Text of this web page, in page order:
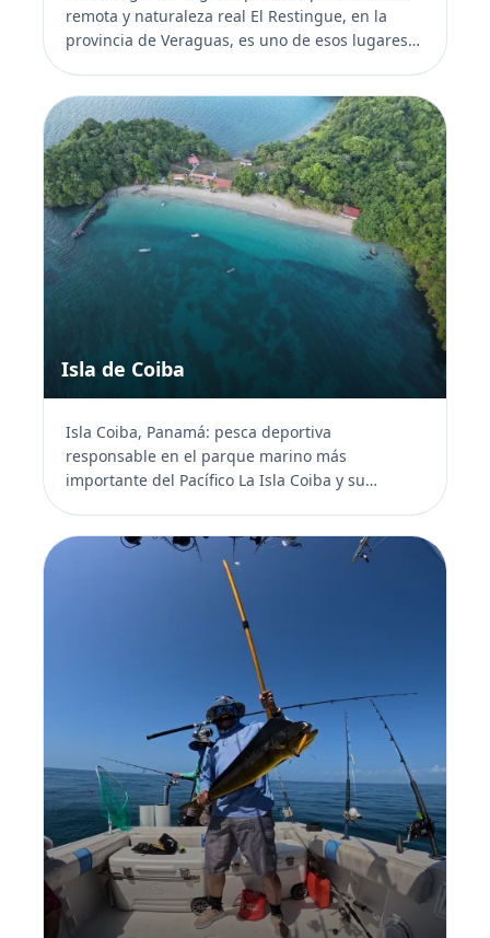
remota y naturaleza real El Restingue, en la
provincia de Veraguas, es uno de esos lugares
Isla de Coiba
Isla Coiba, Panamá: pesca deportiva
responsable en el parque marino más
importante del Pacífico La Isla Coiba y su